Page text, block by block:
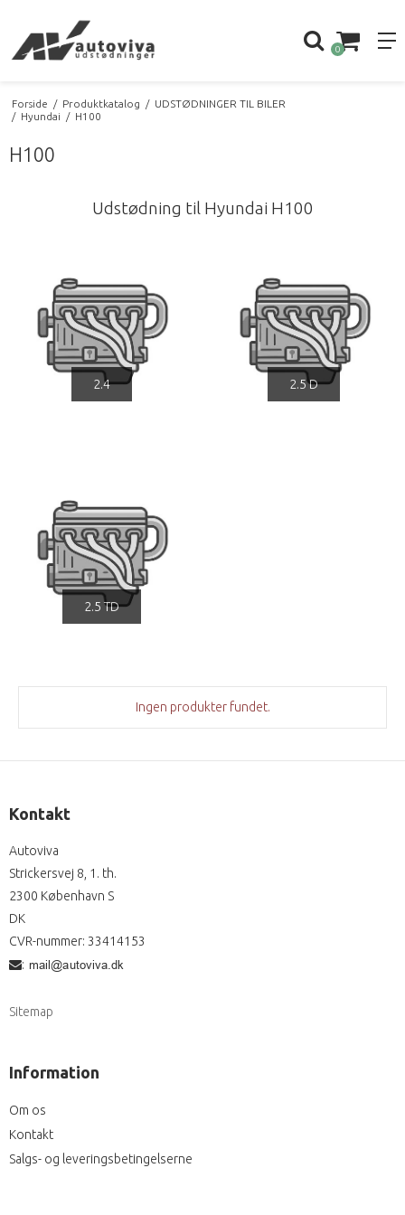
0
Forside / Produktkatalog / UDSTØDNINGER TIL BILER
/ Hyundai / H100
H100
Udstødning til Hyundai H100
2.4 2.5 D
2.5 TD
Ingen produkter fundet.
Kontakt
Autoviva
Strickersvej 8, 1. th.
2300 København S
DK
CVR-nummer: 33414153
:
Sitemap
Information
Om os
Kontakt
Salgs- og leveringsbetingelserne